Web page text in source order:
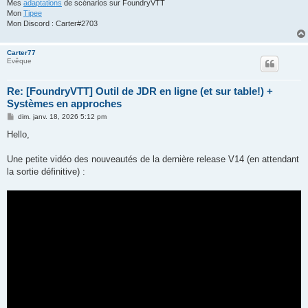
Mes adaptations de scénarios sur FoundryVTT
Mon Tipee
Mon Discord : Carter#2703
Carter77
Evêque
Re: [FoundryVTT] Outil de JDR en ligne (et sur table!) +
Systèmes en approches
M
s
g
dim. janv. 18, 2026 5:12 pm
Hello,
Une petite vidéo des nouveautés de la dernière release V14 (en attendant
la sortie définitive) :